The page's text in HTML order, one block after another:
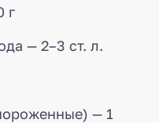
г
— 2–3 ст. л.
— 1